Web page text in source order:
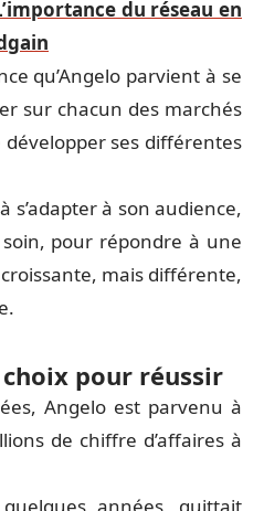
du réseau en
qu’Angelo parvient à se
sur chacun des marchés
ses différentes
s’adapter à son audience,
pour répondre à une
mais différente,
choix pour réussir
Angelo est parvenu à
de chiffre d’affaires à